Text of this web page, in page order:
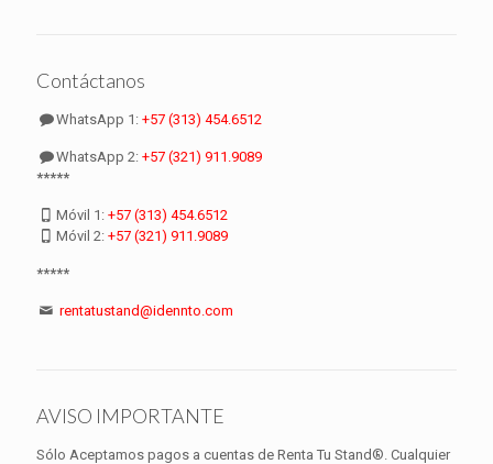
Contáctanos
WhatsApp 1:+57 (313) 454.6512
WhatsApp 2:+57 (321) 911.9089
*****
Móvil 1:+57 (313) 454.6512
Móvil 2:+57 (321) 911.9089
*****
rentatustand@idennto.com
AVISO IMPORTANTE
Sólo Aceptamos pagos a cuentas de Renta Tu Stand®. Cualquier